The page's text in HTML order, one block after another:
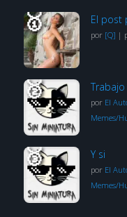
El post
por [Q] |
Trabajo
por El
Memes/
Y si
por El
Memes/